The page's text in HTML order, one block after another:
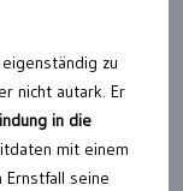
zu
nicht autark. Er
in die
mit einem
seine